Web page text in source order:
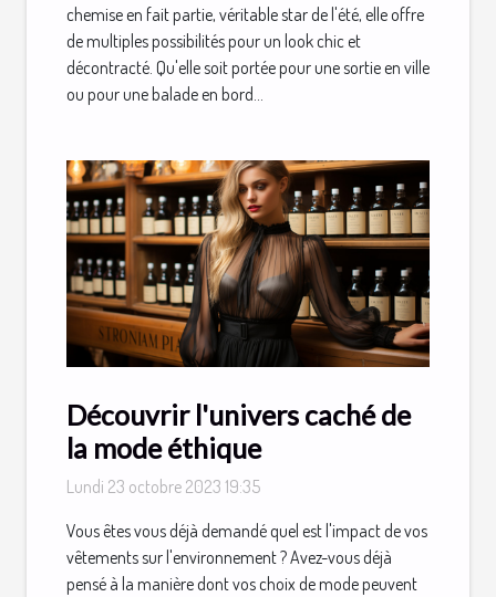
chemise en fait partie, véritable star de l'été, elle offre
de multiples possibilités pour un look chic et
décontracté. Qu'elle soit portée pour une sortie en ville
ou pour une balade en bord...
Découvrir l'univers caché de
la mode éthique
Lundi 23 octobre 2023 19:35
Vous êtes vous déjà demandé quel est l'impact de vos
vêtements sur l'environnement ? Avez-vous déjà
pensé à la manière dont vos choix de mode peuvent